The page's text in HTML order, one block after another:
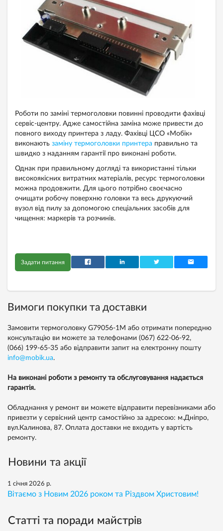
Роботи по заміні термоголовки повинні проводити фахівці
сервіс-центру. Адже самостійна заміна може привести до
повного виходу принтера з ладу. Фахівці ЦСО «Мобік»
виконають заміну термоголовки принтера правильно та
швидко з наданням гарантії про виконані роботи.
Однак при правильному догляді та використанні тільки
високоякісних витратних матеріалів, ресурс термоголовки
можна продовжити. Для цього потрібно своєчасно
очищати робочу поверхню головки та весь друкуючий
вузол від пилу за допомогою спеціальних засобів для
чищення: маркерів та розчинів.
Задати питання
Вимоги покупки та доставки
Замовити термоголовку G79056-1M або отримати попередню
консультацію ви можете за телефонами (067) 622-06-92,
(066) 199-65-35 або відправити запит на електронну пошту
info@mobik.ua.
На виконані роботи з ремонту та обслуговування надається
гарантія.
Обладнання у ремонт ви можете відправити перевізниками або
привезти у сервісний центр самостійно за адресою: м.Дніпро,
вул.Калинова, 87. Оплата доставки не входить у вартість
ремонту.
Новини та акції
1 січня 2026 р.
Вітаємо з Новим 2026 роком та Різдвом Христовим!
Статті та поради майстрів